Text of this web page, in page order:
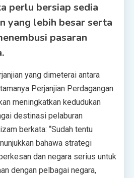
perlu bersiap sedia
yang lebih besar serta
pasaran
yang dimeterai antara
Perjanjian Perdagangan
meningkatkan kedudukan
destinasi pelaburan
berkata: “Sudah tentu
bahawa strategi
dan negara serius untuk
dengan pelbagai negara,